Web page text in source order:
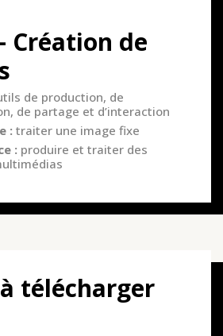
Création de
de production, de
de partage et d’interaction
: traiter une image fixe
: produire et traiter des
télécharger